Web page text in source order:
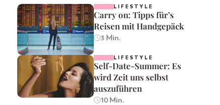
LIFESTYLE
Carry on: Tipps für’s
Reisen mit Handgepäck
3 Min.
LIFESTYLE
Self-Date-Summer: Es
wird Zeit uns selbst
auszuführen
10 Min.